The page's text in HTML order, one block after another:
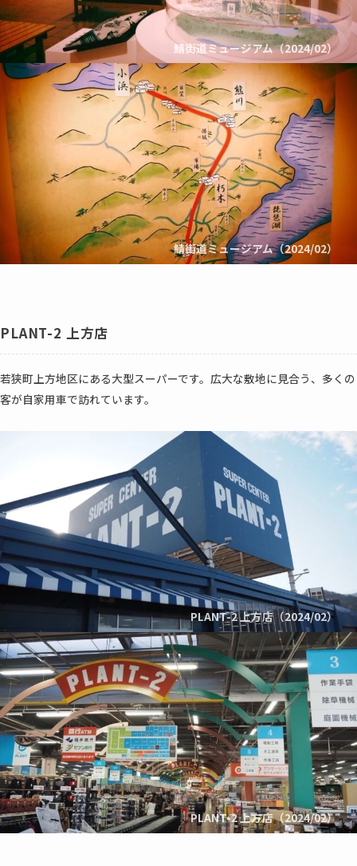
鯖街道ミュージアム（2024/02）
鯖街道ミュージアム（2024/02）
PLANT-2 上方店
若狭町上方地区にある大型スーパーです。広大な敷地に見合う、多くの
客が自家用車で訪れています。
PLANT-2 上方店（2024/02）
PLANT-2 上方店（2024/02）